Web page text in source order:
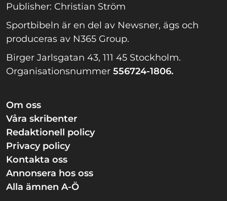
Publisher: Christian Ström
Sportbibeln är en del av Newsner, ägs och
produceras av N365 Group.
Birger Jarlsgatan 43, 111 45 Stockholm.
Organisationsnummer 556724-1806.
Om oss
Våra skribenter
Redaktionell policy
Privacy policy
Kontakta oss
Annonsera hos oss
Alla ämnen A-Ö